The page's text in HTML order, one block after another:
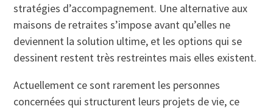
stratégies d’accompagnement. Une alternative aux
maisons de retraites s’impose avant qu’elles ne
deviennent la solution ultime, et les options qui se
dessinent restent très restreintes mais elles existent.
Actuellement ce sont rarement les personnes
concernées qui structurent leurs projets de vie, ce